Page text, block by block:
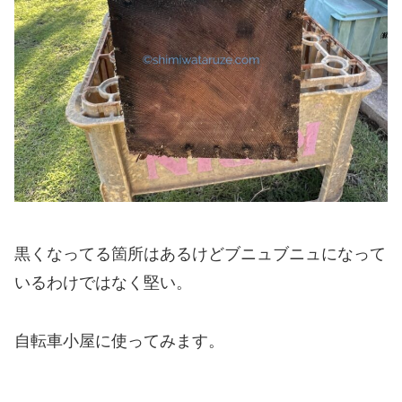
黒くなってる箇所はあるけどブニュブニュになって
いるわけではなく堅い。
自転車小屋に使ってみます。